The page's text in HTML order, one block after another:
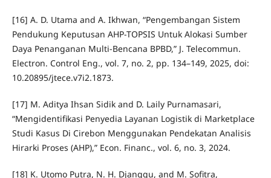
[16] A. D. Utama and A. Ikhwan, “Pengembangan Sistem
Pendukung Keputusan AHP-TOPSIS Untuk Alokasi Sumber
Daya Penanganan Multi-Bencana BPBD,” J. Telecommun.
Electron. Control Eng., vol. 7, no. 2, pp. 134–149, 2025, doi:
10.20895/jtece.v7i2.1873.
[17] M. Aditya Ihsan Sidik and D. Laily Purnamasari,
“Mengidentifikasi Penyedia Layanan Logistik di Marketplace
Studi Kasus Di Cirebon Menggunakan Pendekatan Analisis
Hirarki Proses (AHP),” Econ. Financ., vol. 6, no. 3, 2024.
[18] K. Utomo Putra, N. H. Djanggu, and M. Sofitra,